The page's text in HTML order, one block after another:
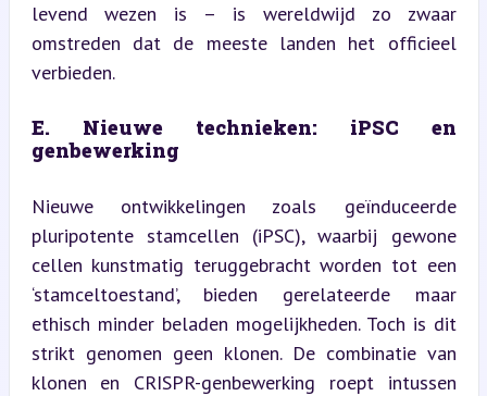
levend wezen is – is wereldwijd zo zwaar
omstreden dat de meeste landen het officieel
verbieden.
E. Nieuwe technieken: iPSC en
genbewerking
Nieuwe ontwikkelingen zoals geïnduceerde
pluripotente stamcellen (iPSC), waarbij gewone
cellen kunstmatig teruggebracht worden tot een
‘stamceltoestand’, bieden gerelateerde maar
ethisch minder beladen mogelijkheden. Toch is dit
strikt genomen geen klonen. De combinatie van
klonen en CRISPR-genbewerking roept intussen